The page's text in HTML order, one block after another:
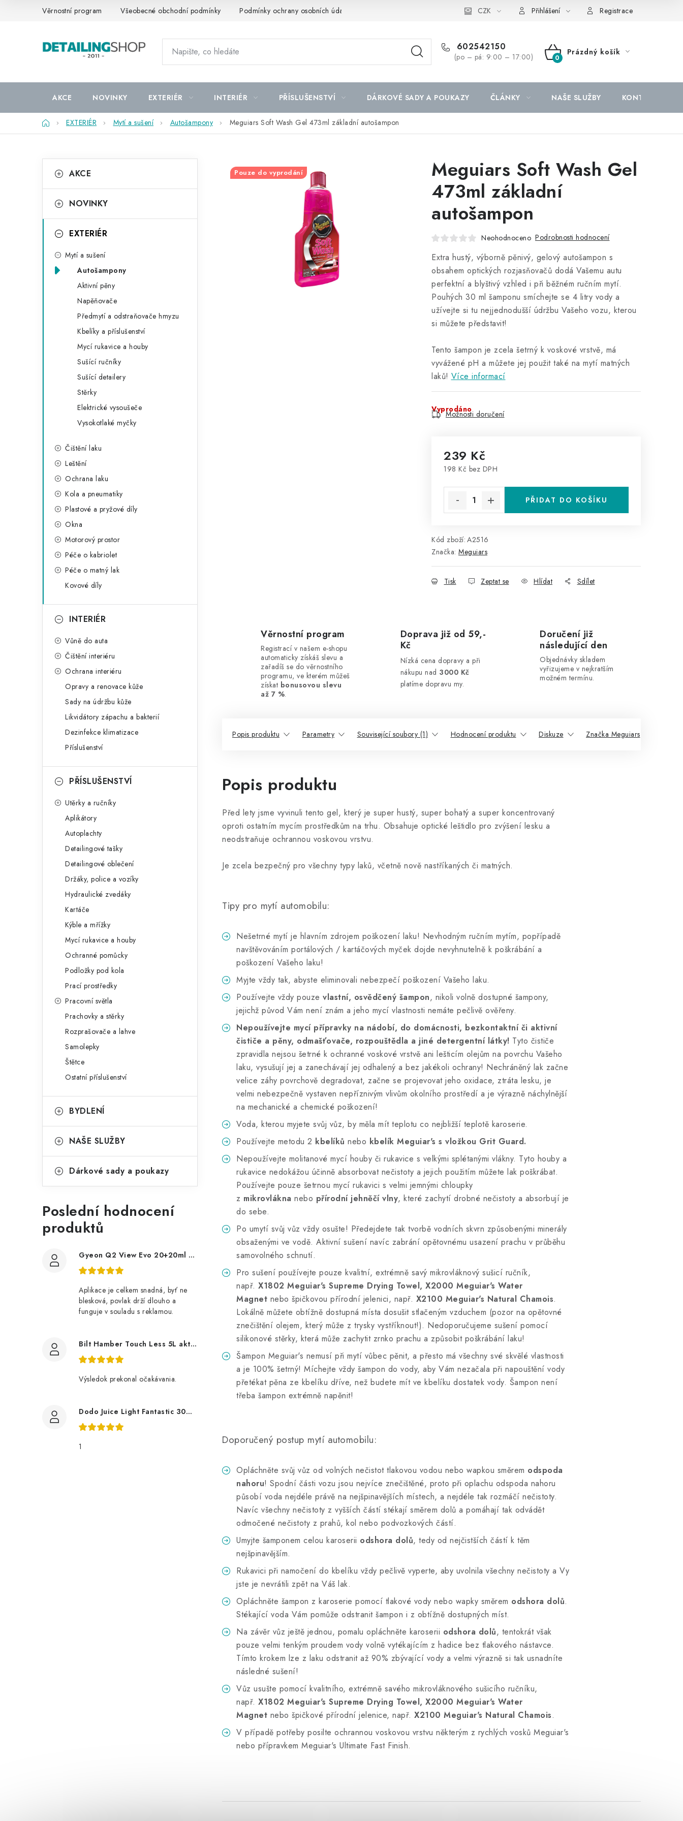
Věrnostní program Všeobecné obchodní podmínky Podmínky ochrany osobních údajů CZK Přihlášení Registrace
602542150
(po – pá: 9:00 – 17:00)
NÁKUPNÍ
Prázdný košík
AKCE NOVINKY EXTERIÉR INTERIÉR PŘÍSLUŠENSTVÍ DÁRKOVÉ SADY A POUKAZY ČLÁNKY NAŠE SLUŽBY KONTAKTY
DomůEXTERIÉR Mytí a sušení Autošampony Meguiars Soft Wash Gel 473ml základní autošampon
o
t
kategorie
a
e
AKCE
NOVINKY
EXTERIÉR
Mytí a sušení
Autošampony
Aktivní pěny
Napěňovače
Předmytí a odstraňovače hmyzu
Kbelíky a příslušenství
Mycí rukavice a houby
Sušící ručníky
Sušící detailery
Stěrky
Elektrické vysoušeče
Vysokotlaké myčky
Čištění laku
Leštění
Ochrana laku
Kola a pneumatiky
Plastové a pryžové díly
Okna
Motorový prostor
Péče o kabriolet
Péče o matný lak
Kovové díly
INTERIÉR
Vůně do auta
Čištění interiéru
Ochrana interiéru
Opravy a renovace kůže
Sady na údržbu kůže
Likvidátory zápachu a bakterií
Dezinfekce klimatizace
Příslušenství
PŘÍSLUŠENSTVÍ
Utěrky a ručníky
Aplikátory
Autoplachty
Detailingové tašky
Detailingové oblečení
Držáky, police a vozíky
Hydraulické zvedáky
Kartáče
Kýble a mřížky
Mycí rukavice a houby
Ochranné pomůcky
Podložky pod kola
Prací prostředky
Pracovní světla
Prachovky a stěrky
Rozprašovače a lahve
Samolepky
Štětce
Ostatní příslušenství
BYDLENÍ
NAŠE SLUŽBY
Dárkové sady a poukazy
Poslední hodnocení
produktů
Gyeon Q2 View Evo 20+20ml nanopovlak na okna
Aplikace je celkem snadná, byť ne
blesková, povlak drží dlouho a
funguje v souladu s reklamou.
Bilt Hamber Touch Less 5L aktivní pěna
Výsledok prekonal očakávania.
Dodo Juice Light Fantastic 30ml měkký vosk
1
Meguiars Soft Wash Gel
473ml základní
autošampon
Neohodnoceno Podrobnosti hodnocení
Extra hustý, výborně pěnivý, gelový autošampon s
obsahem optických rozjasňovačů dodá Vašemu autu
perfektní a blyštivý vzhled i při běžném ručním mytí.
Pouhých 30 ml šamponu smíchejte se 4 litry vody a
užívejte si tu nejjednodušší údržbu Vašeho vozu, kterou
si můžete představit!
Tento šampon je zcela šetrný k voskové vrstvě, má
vyvážené pH a můžete jej použit také na mytí matných
laků! Více informací
Vyprodáno
Možnosti doručení
239 Kč
198 Kč bez DPH
PŘIDAT DO KOŠÍKU
Kód zboží: A2516
Značka: Meguiars
Tisk Zeptat se Hlídat Sdílet
Pouze do vyprodání
Věrnostní program
Registrací v našem e-shopu
automaticky získáš slevu a
zařadíš se do věrnostního
programu, ve kterém můžeš
získat bonusovou slevu
až 7 %.
Doprava již od 59,-
Kč
Nízká cena dopravy a při
nákupu nad 3000 Kč
platíme dopravu my.
Doručení již
následující den
Objednávky skladem
vyřizujeme v nejkratším
možném termínu.
Popis produktu Parametry Související soubory (1) Hodnocení produktu Diskuze Značka Meguiars
Popis produktu
Před lety jsme vyvinuli tento gel, který je super hustý, super bohatý a super koncentrovaný
oproti ostatním mycím prostředkům na trhu. Obsahuje optické leštidlo pro zvýšení lesku a
neodstraňuje ochrannou voskovou vrstvu.
Je zcela bezpečný pro všechny typy laků, včetně nově nastříkaných či matných.
Tipy pro mytí automobilu:
Nešetrné mytí je hlavním zdrojem poškození laku! Nevhodným ručním mytím, popřípadě
navštěvováním portálových / kartáčových myček dojde nevyhnutelně k poškrábání a
poškození Vašeho laku!
Myjte vždy tak, abyste eliminovali nebezpečí poškození Vašeho laku.
Používejte vždy pouze vlastní, osvědčený šampon, nikoli volně dostupné šampony,
jejichž původ Vám není znám a jeho mycí vlastnosti nemáte pečlivě ověřeny.
Nepoužívejte mycí přípravky na nádobí, do domácnosti, bezkontaktní či aktivní
čističe a pěny, odmašťovače, rozpouštědla a jiné detergentní látky! Tyto čističe
zpravidla nejsou šetrné k ochranné voskové vrstvě ani lešticím olejům na povrchu Vašeho
laku, vysušují jej a zanechávají jej odhalený a bez jakékoli ochrany! Nechráněný lak začne
velice záhy povrchově degradovat, začne se projevovat jeho oxidace, ztráta lesku, je
velmi nebezpečně vystaven nepříznivým vlivům okolního prostředí a je výrazně náchylnější
na mechanické a chemické poškození!
Voda, kterou myjete svůj vůz, by měla mít teplotu co nejbližší teplotě karoserie.
Používejte metodu 2 kbelíků nebo kbelík Meguiar's s vložkou Grit Guard.
Nepoužívejte molitanové mycí houby či rukavice s velkými splétanými vlákny. Tyto houby a
rukavice nedokážou účinně absorbovat nečistoty a jejich použitím můžete lak poškrábat.
Používejte pouze šetrnou mycí rukavici s velmi jemnými chloupky
z mikrovlákna nebo přírodní jehněčí vlny, které zachytí drobné nečistoty a absorbují je
do sebe.
Po umytí svůj vůz vždy osušte! Předejdete tak tvorbě vodních skvrn způsobenými minerály
obsaženými ve vodě. Aktivní sušení navíc zabrání opětovnému usazení prachu v průběhu
samovolného schnutí.
Pro sušení používejte pouze kvalitní, extrémně savý mikrovláknový sušicí ručník,
např. X1802 Meguiar's Supreme Drying Towel, X2000 Meguiar's Water
Magnet nebo špičkovou přírodní jelenici, např. X2100 Meguiar's Natural Chamois.
Lokálně můžete obtížně dostupná místa dosušit stlačeným vzduchem (pozor na opětovné
znečištění olejem, který může z trysky vystříknout!). Nedoporučujeme sušení pomocí
silikonové stěrky, která může zachytit zrnko prachu a způsobit poškrábání laku!
Šampon Meguiar's nemusí při mytí vůbec pěnit, a přesto má všechny své skvělé vlastnosti
a je 100% šetrný! Míchejte vždy šampon do vody, aby Vám nezačala při napouštění vody
přetékat pěna ze kbelíku dříve, než budete mít ve kbelíku dostatek vody. Šampon není
třeba šampon extrémně napěnit!
Doporučený postup mytí automobilu:
Opláchněte svůj vůz od volných nečistot tlakovou vodou nebo wapkou směrem odspoda
nahoru! Spodní části vozu jsou nejvíce znečištěné, proto při oplachu odspoda nahoru
působí voda nejdéle právě na nejšpinavějších místech, a nejdéle tak rozmáčí nečistoty.
Navíc všechny nečistoty z vyšších částí stékají směrem dolů a pomáhají tak odvádět
odmočené nečistoty z prahů, kol nebo podvozkových částí.
Umyjte šamponem celou karoserii odshora dolů, tedy od nejčistších částí k těm
nejšpinavějším.
Rukavici při namočení do kbelíku vždy pečlivě vyperte, aby uvolnila všechny nečistoty a Vy
jste je nevrátili zpět na Váš lak.
Opláchněte šampon z karoserie pomocí tlakové vody nebo wapky směrem odshora dolů.
Stékající voda Vám pomůže odstranit šampon i z obtížně dostupných míst.
Na závěr vůz ještě jednou, pomalu opláchněte karoserii odshora dolů, tentokrát však
pouze velmi tenkým proudem vody volně vytékajícím z hadice bez tlakového nástavce.
Tímto krokem lze z laku odstranit až 90% zbývající vody a velmi výrazně si tak usnadníte
následné sušení!
Vůz usušte pomocí kvalitního, extrémně savého mikrovláknového sušicího ručníku,
např. X1802 Meguiar's Supreme Drying Towel, X2000 Meguiar's Water
Magnet nebo špičkové přírodní jelenice, např. X2100 Meguiar's Natural Chamois.
V případě potřeby posilte ochrannou voskovou vrstvu některým z rychlých vosků Meguiar's
nebo přípravkem Meguiar's Ultimate Fast Finish.